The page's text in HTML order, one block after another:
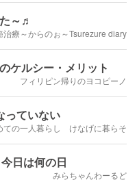
～♬
治療～からのぉ～Tsurezure diary
ケルシー・メリット
フィリピン帰りのヨコピーノ
っていない
の一人暮らし けなげに暮らそ
日は何の日
みらちゃんわーるど